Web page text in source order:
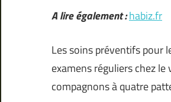
A lire également :habiz.fr
Les soins préventifs pour
examens réguliers chez
compagnons à quatre